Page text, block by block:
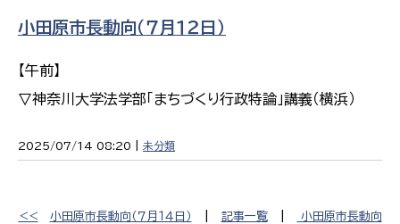
小田原市長動向（７月１２日）
【午前】
▽神奈川大学法学部「まちづくり行政特論」講義（横浜）
2025/07/14 08:20 | 未分類
<< 小田原市長動向（７月１４日） 記事一覧|
小田原市長動向